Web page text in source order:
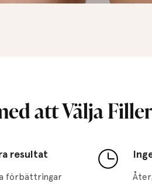
att Välja
resultat
förbättringar